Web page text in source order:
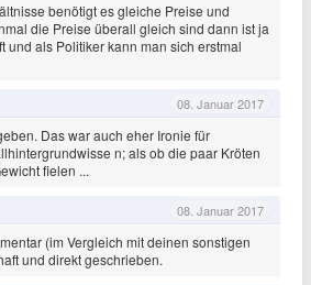
benötigt es gleiche Preise und
die Preise überall gleich sind dann ist ja
und als Politiker kann man sich erstmal
08. Januar 2017
Das war auch eher Ironie für
n; als ob die paar Kröten
fielen ...
08. Januar 2017
(im Vergleich mit deinen sonstigen
und direkt geschrieben.